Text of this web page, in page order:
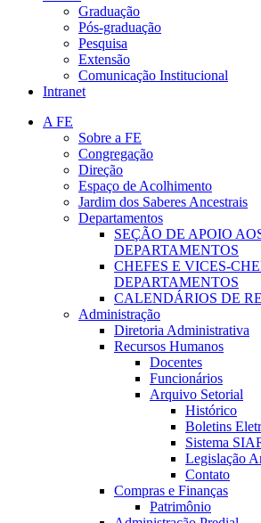
Graduação
Pós-graduação
Pesquisa
Extensão
Comunicação Institucional
Intranet
A FE
Sobre a FE
Congregação
Direção
Espaço de Acolhimento
Jardim dos Saberes Ancestrais
Departamentos
SEÇÃO DE APOIO
DEPARTAMENTOS
CHEFES E VICES-
DEPARTAMENTOS
CALENDÁRIOS DE
Administração
Diretoria Administrativa
Recursos Humanos
Docentes
Funcionários
Arquivo Setorial
Histórico
Boletins
Sistema
Legislação
Contato
Compras e Finanças
Patrimônio